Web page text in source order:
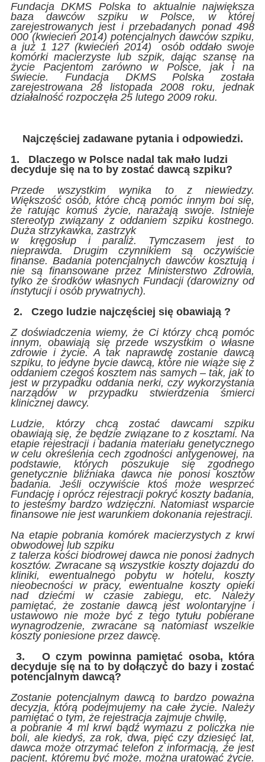
Fundacja DKMS Polska to aktualnie największa
baza dawców szpiku w Polsce, w której
zarejestrowanych jest i przebadanych ponad 498
000 (kwiecień 2014) potencjalnych dawców szpiku,
a już 1 127 (kwiecień 2014) osób oddało swoje
komórki macierzyste lub szpik, dając szansę na
życie Pacjentom zarówno w Polsce, jak i na
świecie. Fundacja DKMS Polska została
zarejestrowana 28 listopada 2008 roku, jednak
działalność rozpoczęła 25 lutego 2009 roku.
Najczęściej zadawane pytania i odpowiedzi.
1. Dlaczego w Polsce nadal tak mało ludzi
decyduje się na to by zostać dawcą szpiku?
Przede wszystkim wynika to z niewiedzy.
Większość osób, które chcą pomóc innym boi się,
że ratując komuś życie, narażają swoje. Istnieje
stereotyp związany z oddaniem szpiku kostnego.
Duża strzykawka, zastrzyk
w kręgosłup i paraliż. Tymczasem jest to
nieprawda. Drugim czynnikiem są oczywiście
finanse. Badania potencjalnych dawców kosztują i
nie są finansowane przez Ministerstwo Zdrowia,
tylko ze środków własnych Fundacji (darowizny od
instytucji i osób prywatnych).
2. Czego ludzie najczęściej się obawiają ?
Z doświadczenia wiemy, że Ci którzy chcą pomóc
innym, obawiają się przede wszystkim o własne
zdrowie i życie. A tak naprawdę zostanie dawcą
szpiku, to jedyne bycie dawcą, które nie wiąże się z
oddaniem czegoś kosztem nas samych – tak, jak to
jest w przypadku oddania nerki, czy wykorzystania
narządów w przypadku stwierdzenia śmierci
klinicznej dawcy.
Ludzie, którzy chcą zostać dawcami szpiku
obawiają się, że będzie związane to z kosztami. Na
etapie rejestracji i badania materiału genetycznego
w celu określenia cech zgodności antygenowej, na
podstawie, których poszukuje się zgodnego
genetycznie bliźniaka dawca nie ponosi kosztów
badania. Jeśli oczywiście ktoś może wesprzeć
Fundację i oprócz rejestracji pokryć koszty badania,
to jesteśmy bardzo wdzięczni. Natomiast wsparcie
finansowe nie jest warunkiem dokonania rejestracji.
Na etapie pobrania komórek macierzystych z krwi
obwodowej lub szpiku
z talerza kości biodrowej dawca nie ponosi żadnych
kosztów. Zwracane są wszystkie koszty dojazdu do
kliniki, ewentualnego pobytu w hotelu, koszty
nieobecności w pracy, ewentualne koszty opieki
nad dziećmi w czasie zabiegu, etc. Należy
pamiętać, że zostanie dawcą jest wolontaryjne i
ustawowo nie może być z tego tytułu pobierane
wynagrodzenie, zwracane są natomiast wszelkie
koszty poniesione przez dawcę.
3. O czym powinna pamiętać osoba, która
decyduje się na to by dołączyć do bazy i zostać
potencjalnym dawcą?
Zostanie potencjalnym dawcą to bardzo poważna
decyzja, którą podejmujemy na całe życie. Należy
pamiętać o tym, że rejestracja zajmuje chwilę,
a pobranie 4 ml krwi bądź wymazu z policzka nie
boli, ale kiedyś, za rok, dwa, pięć czy dziesięć lat,
dawca może otrzymać telefon z informacją, że jest
pacjent, któremu być może, można uratować życie.